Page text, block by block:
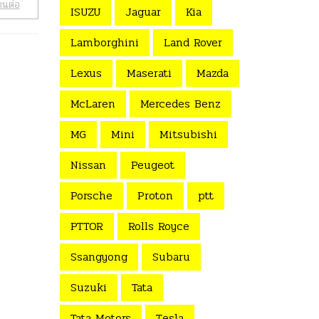
นต่อ ISUZU Jaguar
Kia
Lamborghini
Land Rover
Lexus
Maserati
Mazda
McLaren
Mercedes Benz
MG
Mini
Mitsubishi
Nissan
Peugeot
Porsche
Proton
ptt
PTTOR
Rolls Royce
Ssangyong
Subaru
Suzuki
Tata